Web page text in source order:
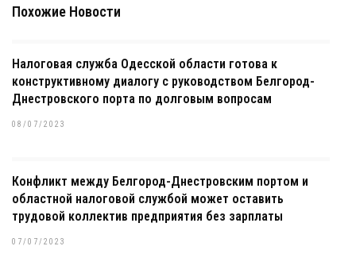
Похожие Новости
Налоговая служба Одесской области готова к
конструктивному диалогу с руководством Белгород-
Днестровского порта по долговым вопросам
08/07/2023
Конфликт между Белгород-Днестровским портом и
областной налоговой службой может оставить
трудовой коллектив предприятия без зарплаты
07/07/2023